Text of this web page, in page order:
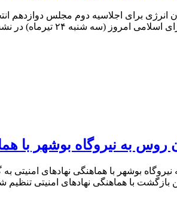
انرژی برای اجلاسیه دوم مجلس دوازدهم
منظور انتخاب اعضای هیئت رئیسه این کمیسیون برای اجلاسیه دوم مجلس
به نیروگاه بوشهر با
بوشهر با هماهنگی نهادهای امنیتی
بازگشت با هماهنگی نهادهای امنیتی